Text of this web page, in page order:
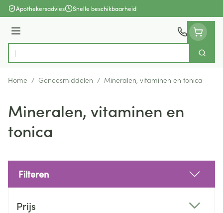
Ga naar de inhoud
Apothekersadvies Snelle beschikbaarheid
Menu
Product, merk, categorie...
Zoek
Home / Geneesmiddelen / Mineralen, vitaminen en tonica
Mineralen, vitaminen en
tonica
Filteren
Prijs